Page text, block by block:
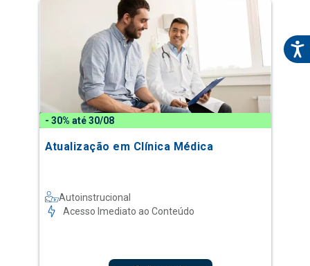
- 30% até 30/08
Atualização em Clínica Médica
Autoinstrucional
Acesso Imediato ao Conteúdo